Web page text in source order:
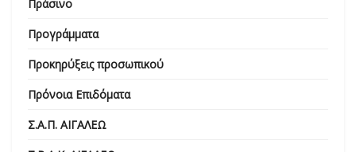
Πράσινο
Προγράμματα
Προκηρύξεις προσωπικού
Πρόνοια Επιδόματα
Σ.Α.Π. ΑΙΓΑΛΕΩ